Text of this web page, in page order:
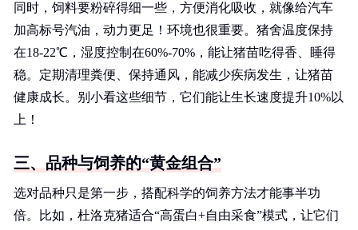
同时，饲料要粉碎得细一些，方便消化吸收，就像给汽车
加高标号汽油，动力更足！环境也很重要。猪舍温度保持
在18-22℃，湿度控制在60%-70%，能让猪苗吃得香、睡得
稳。定期清理粪便、保持通风，能减少疾病发生，让猪苗
健康成长。别小看这些细节，它们能让生长速度提升10%以
上！
三、品种与饲养的“黄金组合”
选对品种只是第一步，搭配科学的饲养方法才能事半功
倍。比如，杜洛克猪适合“高蛋白+自由采食”模式，让它们